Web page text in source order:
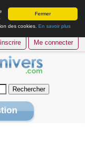
Fermer
des cookies. En savoir plus
Me connecter